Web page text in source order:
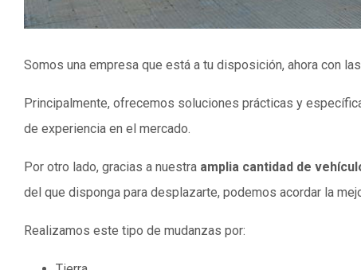
Somos una empresa que está a tu disposición, ahora con las
Principalmente, ofrecemos soluciones prácticas y
de experiencia en el mercado.
Por otro lado, gracias a nuestra amplia cantidad de
del que disponga para desplazarte, podemos acordar la
Realizamos este tipo de mudanzas por: